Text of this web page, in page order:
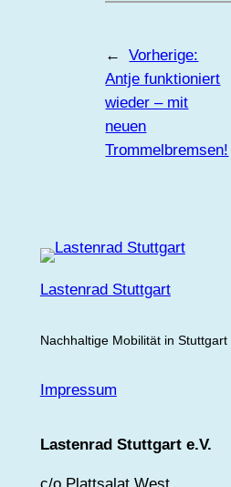
←
Vorherige:
Antje funktioniert
wieder – mit
neuen
Trommelbremsen!
Lastenrad Stuttgart
Nachhaltige Mobilität in Stuttgart
Impressum
Lastenrad Stuttgart e.V.
c/o Plattsalat West